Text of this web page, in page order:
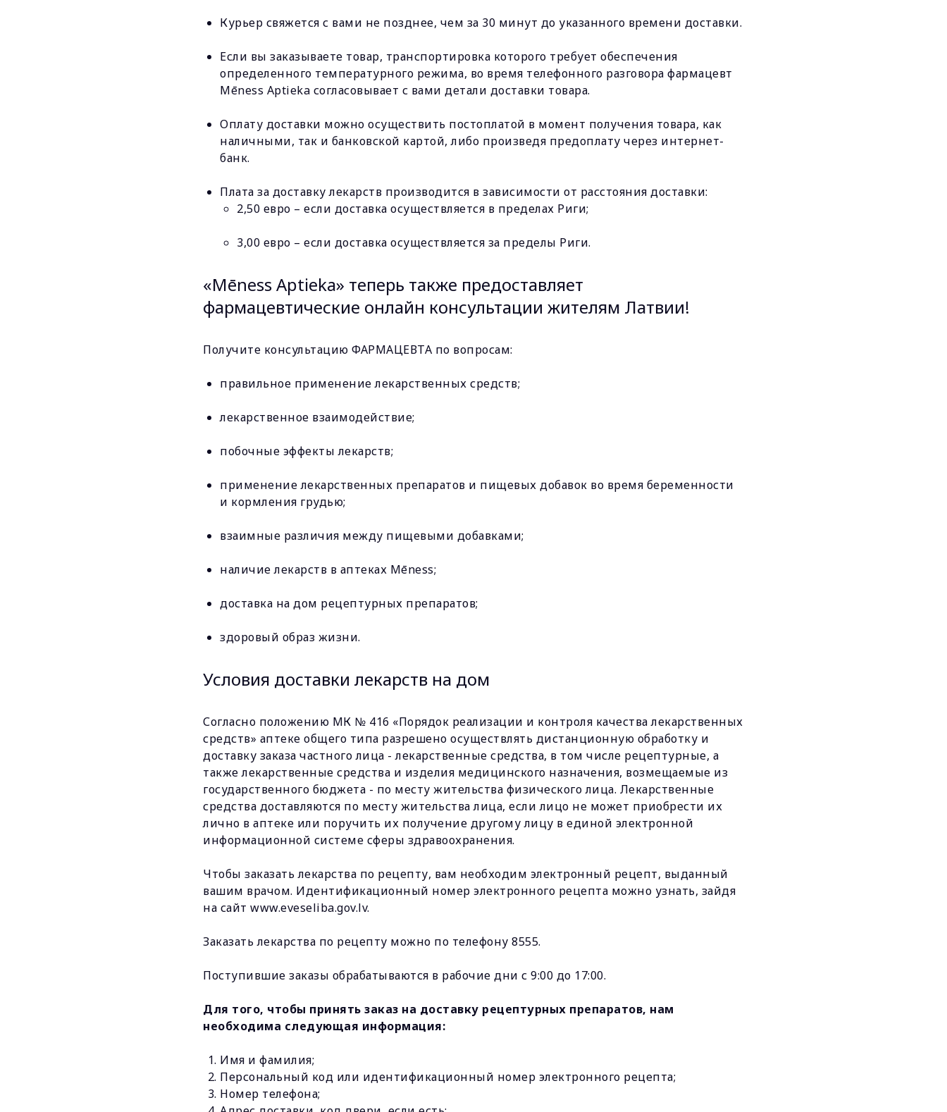
Курьер свяжется с вами не позднее, чем за 30 минут до указанного времени доставки.
Если вы заказываете товар, транспортировка которого требует обеспечения
определенного температурного режима, во время телефонного разговора фармацевт
Mēness Aptieka согласовывает с вами детали доставки товара.
Оплату доставки можно осуществить постоплатой в момент получения товара, как
наличными, так и банковской картой, либо произведя предоплату через интернет-
банк.
Плата за доставку лекарств производится в зависимости от расстояния доставки:
2,50 евро – если доставка осуществляется в пределах Риги;
3,00 евро – если доставка осуществляется за пределы Риги.
«Mēness Aptieka» теперь также предоставляет
фармацевтические онлайн консультации жителям Латвии!
Получите консультацию ФАРМАЦЕВТА по вопросам:
правильное применение лекарственных средств;
лекарственное взаимодействие;
побочные эффекты лекарств;
применение лекарственных препаратов и пищевых добавок во время беременности
и кормления грудью;
взаимные различия между пищевыми добавками;
наличие лекарств в аптеках Mēness;
доставка на дом рецептурных препаратов;
здоровый образ жизни.
Условия доставки лекарств на дом
Согласно положению МК № 416 «Порядок реализации и контроля качества лекарственных
средств» аптеке общего типа разрешено осуществлять дистанционную обработку и
доставку заказа частного лица - лекарственные средства, в том числе рецептурные, а
также лекарственные средства и изделия медицинского назначения, возмещаемые из
государственного бюджета - по месту жительства физического лица. Лекарственные
средства доставляются по месту жительства лица, если лицо не может приобрести их
лично в аптеке или поручить их получение другому лицу в единой электронной
информационной системе сферы здравоохранения.
Чтобы заказать лекарства по рецепту, вам необходим электронный рецепт, выданный
вашим врачом. Идентификационный номер электронного рецепта можно узнать, зайдя
на сайт www.eveseliba.gov.lv.
Заказать лекарства по рецепту можно по телефону 8555.
Поступившие заказы обрабатываются в рабочие дни с 9:00 до 17:00.
Для того, чтобы принять заказ на доставку рецептурных препаратов, нам
необходима следующая информация:
Имя и фамилия;
Персональный код или идентификационный номер электронного рецепта;
Номер телефона;